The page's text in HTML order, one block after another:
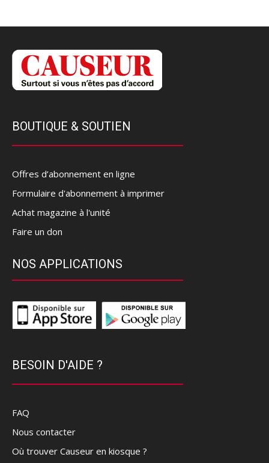
BOUTIQUE & SOUTIEN
Offres d’abonnement en ligne
Formulaire d'abonnement à imprimer
Achat magazine à l'unité
Faire un don
NOS APPLICATIONS
BESOIN D'AIDE ?
FAQ
Nous contacter
Où trouver Causeur en kiosque ?